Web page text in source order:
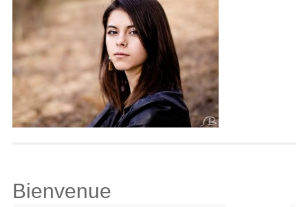
Bienvenue